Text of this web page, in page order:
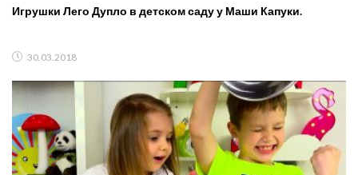
Игрушки Лего Дупло в детском саду у Маши Капуки.
30.03.2018